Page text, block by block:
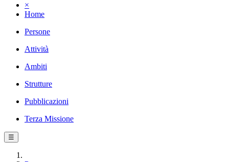
×
Home
Persone
Attività
Ambiti
Strutture
Pubblicazioni
Terza Missione
☰